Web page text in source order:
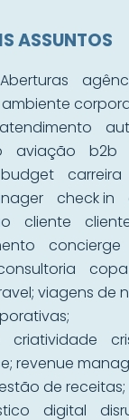
ASSUNTOS
Aberturas
ambiente
atendimento
aviação b2b
budget carreira
check in
cliente
concierge
viagens de
criatividade
revenue
de
digital